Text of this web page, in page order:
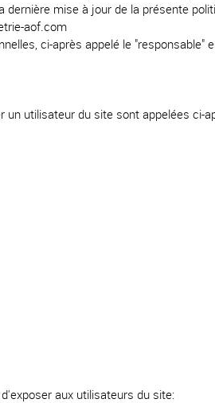
mise à jour de la présente
aof.com
ci-après appelé le "responsable"
utilisateur du site sont appelées
aux utilisateurs du site: